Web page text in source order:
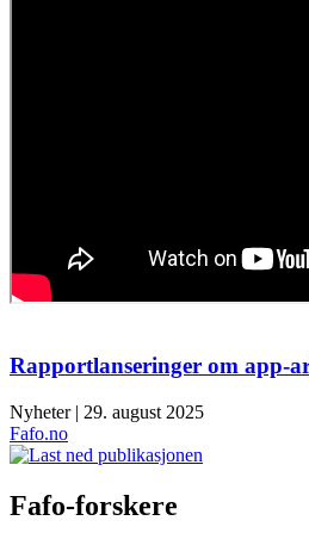
Rapportlanseringer om app-
Nyheter | 29. august 2025
Fafo.no
Fafo-forskere